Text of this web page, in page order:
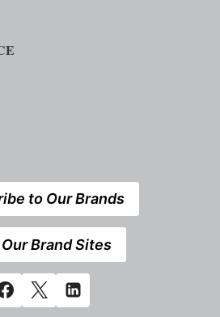
to Our Brands
Brand Sites